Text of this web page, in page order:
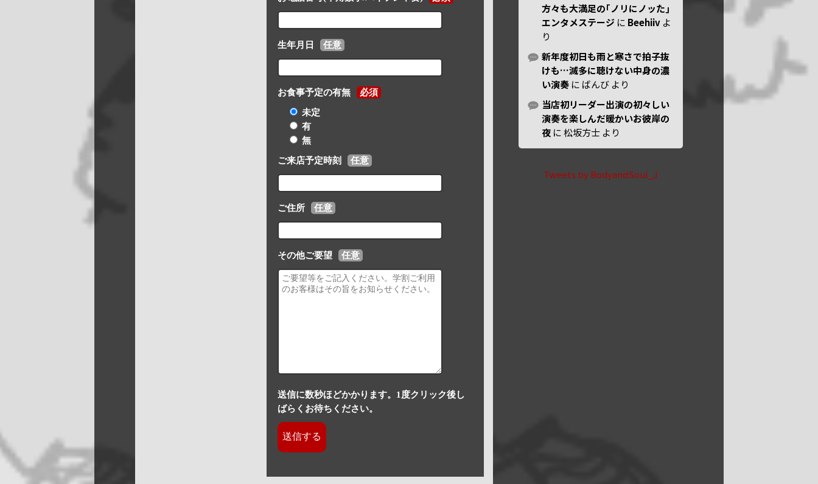
生年月日 任意
お食事予定の有無 必須
未定
有
無
ご来店予定時刻 任意
ご住所 任意
その他ご要望 任意
送信に数秒ほどかかります。1度クリック後し
ばらくお待ちください。
方々も大満足の｢ノリにノッた｣
エンタメステージ に Beehiiv よ
り
新年度初日も雨と寒さで拍子抜
けも…滅多に聴けない中身の濃
い演奏 に ばんび より
当店初リーダー出演の初々しい
演奏を楽しんだ暖かいお彼岸の
夜 に松坂方士 より
Tweets by BodyandSoul_J